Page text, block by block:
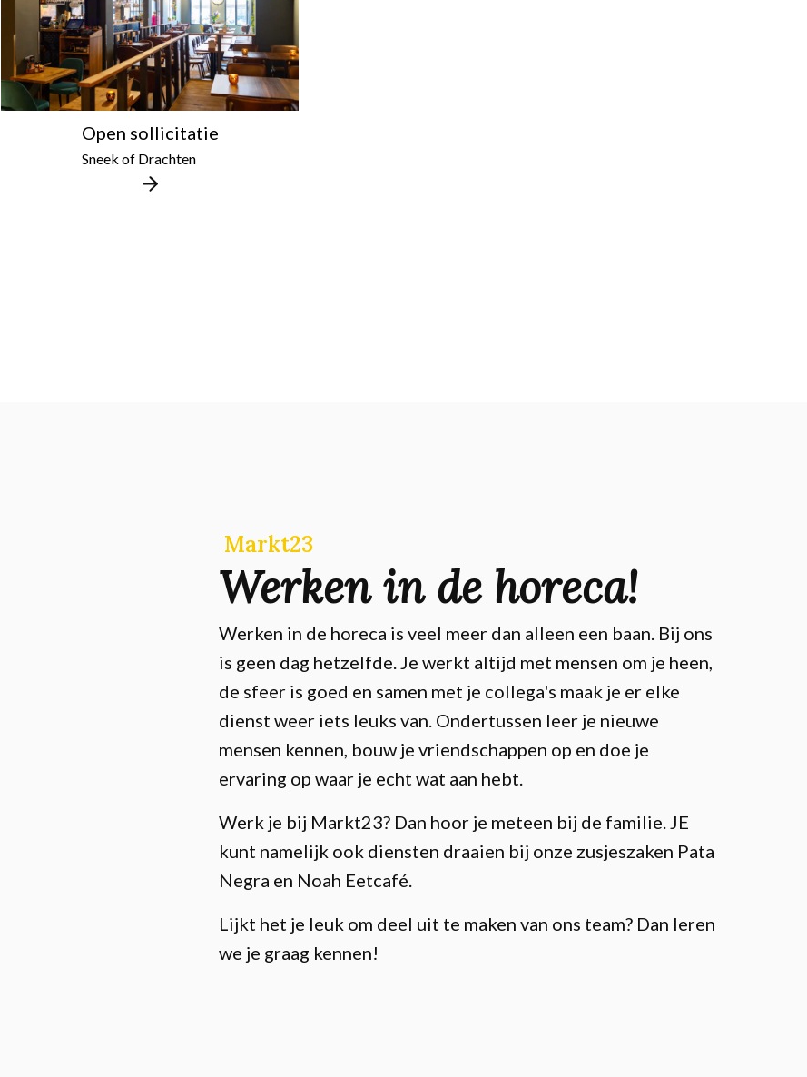
Open sollicitatie
Sneek of Drachten
Markt23
Werken in de horeca!
Werken in de horeca is veel meer dan alleen een baan. Bij ons
is geen dag hetzelfde. Je werkt altijd met mensen om je heen,
de sfeer is goed en samen met je collega's maak je er elke
dienst weer iets leuks van. Ondertussen leer je nieuwe
mensen kennen, bouw je vriendschappen op en doe je
ervaring op waar je echt wat aan hebt.
Werk je bij Markt23? Dan hoor je meteen bij de familie. JE
kunt namelijk ook diensten draaien bij onze zusjeszaken Pata
Negra en Noah Eetcafé.
Lijkt het je leuk om deel uit te maken van ons team? Dan leren
we je graag kennen!